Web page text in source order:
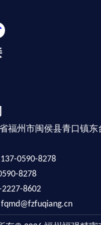
福州市闽侯县青口镇东
0590-8278
8278
8602
fqmd@fzfuqiang.cn